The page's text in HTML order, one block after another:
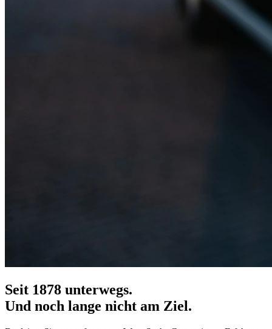
Seit 1878 unterwegs.
Und noch lange nicht am Ziel.